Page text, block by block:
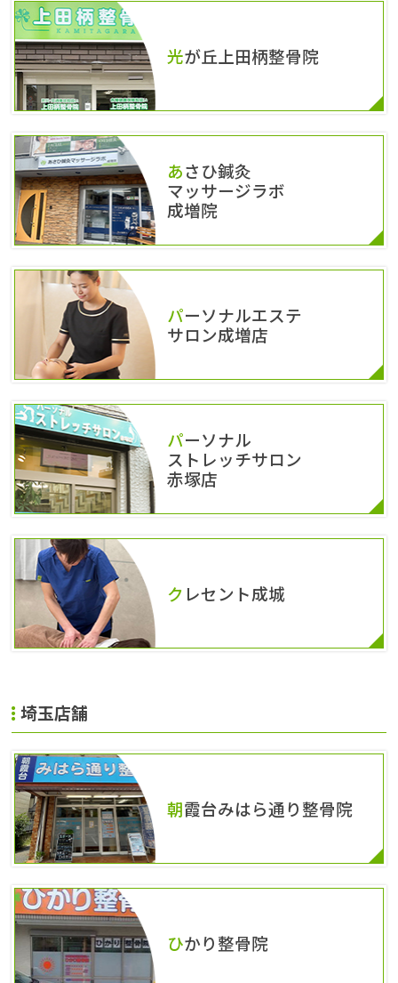
光が丘上田柄整骨院
あさひ鍼灸
マッサージラボ
成増院
パーソナルエステ
サロン成増店
パーソナル
ストレッチサロン
赤塚店
クレセント成城
埼玉店舗
朝霞台みはら通り整骨院
ひかり整骨院